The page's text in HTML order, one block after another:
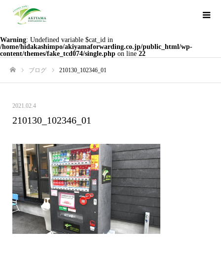
Warning: Undefined variable $cat_id in
/home/hidakashimpo/akiyamaforwarding.co.jp/public_html/wp-
content/themes/fake_tcd074/single.php on line 22
ブログ 210130_102346_01
2021.02.4
210130_102346_01